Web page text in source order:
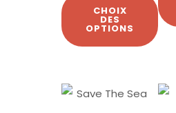
CHOIX
DES
OPTIONS